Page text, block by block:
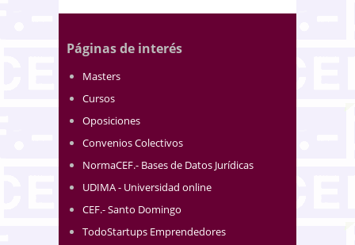
Páginas de interés
Masters
Cursos
Oposiciones
Convenios Colectivos
NormaCEF.- Bases de Datos Jurídicas
UDIMA - Universidad online
CEF.- Santo Domingo
TodoStartups Emprendedores